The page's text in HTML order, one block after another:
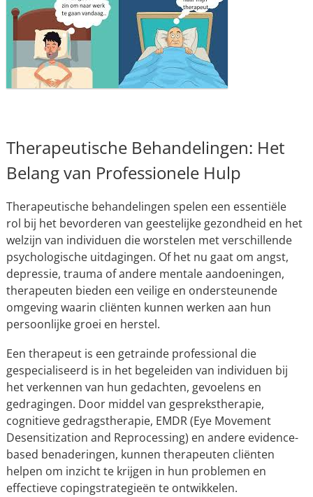
Therapeutische Behandelingen: Het
Belang van Professionele Hulp
Therapeutische behandelingen spelen een essentiële
rol bij het bevorderen van geestelijke gezondheid en het
welzijn van individuen die worstelen met verschillende
psychologische uitdagingen. Of het nu gaat om angst,
depressie, trauma of andere mentale aandoeningen,
therapeuten bieden een veilige en ondersteunende
omgeving waarin cliënten kunnen werken aan hun
persoonlijke groei en herstel.
Een therapeut is een getrainde professional die
gespecialiseerd is in het begeleiden van individuen bij
het verkennen van hun gedachten, gevoelens en
gedragingen. Door middel van gesprekstherapie,
cognitieve gedragstherapie, EMDR (Eye Movement
Desensitization and Reprocessing) en andere evidence-
based benaderingen, kunnen therapeuten cliënten
helpen om inzicht te krijgen in hun problemen en
effectieve copingstrategieën te ontwikkelen.